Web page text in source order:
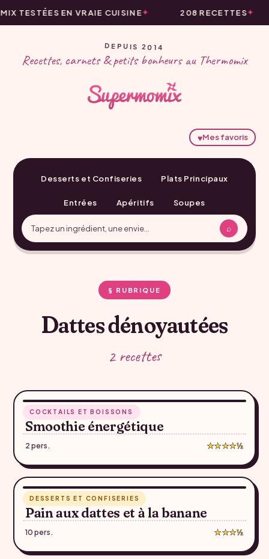
TESTÉES EN VRAIE CUISINE 208 RECETTES
DEPUIS 2014
Recettes, carnets & petits bonheurs au Thermomix
♥Mes favoris
Desserts et Confiseries Plats Principaux
Entrées Apéritifs Soupes
⌕
§ RUBRIQUE
Dattes dénoyautées
2 recettes
COCKTAILS ET BOISSONS
Smoothie énergétique
2 pers. ★★★★½
DESSERTS ET CONFISERIES
Pain aux dattes et à la banane
10 pers. ★★★½